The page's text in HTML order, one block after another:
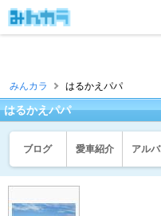
みんカラ はるかえパパ
はるかえパパ
ブログ 愛車紹介 アル